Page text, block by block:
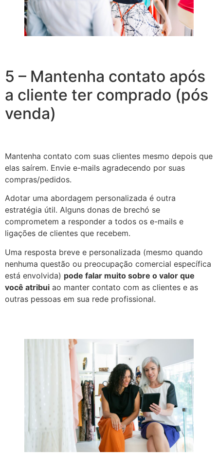
5 – Mantenha contato após
a cliente ter comprado (pós
venda)
Mantenha contato com suas clientes mesmo depois que
elas saírem. Envie e-mails agradecendo por suas
compras/pedidos.
Adotar uma abordagem personalizada é outra
estratégia útil. Alguns donas de brechó se
comprometem a responder a todos os e-mails e
ligações de clientes que recebem.
Uma resposta breve e personalizada (mesmo quando
nenhuma questão ou preocupação comercial específica
está envolvida) pode falar muito sobre o valor que
você atribui ao manter contato com as clientes e as
outras pessoas em sua rede profissional.